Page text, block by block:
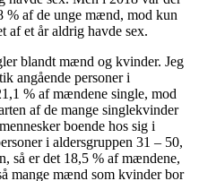
% af de unge mænd, mod kun
af et år aldrig havde sex.
blandt mænd og kvinder. Jeg
angående personer i
% af mændene single, mod
af de mange singlekvinder
boende hos sig i
i aldersgruppen 31 – 50,
så er det 18,5 % af mændene,
mange mænd som kvinder bor